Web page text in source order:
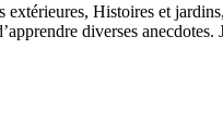
extérieures, Histoires et
diverses